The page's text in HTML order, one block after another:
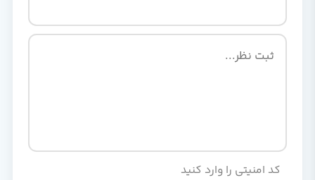
کد امنیتی را وارد کنید